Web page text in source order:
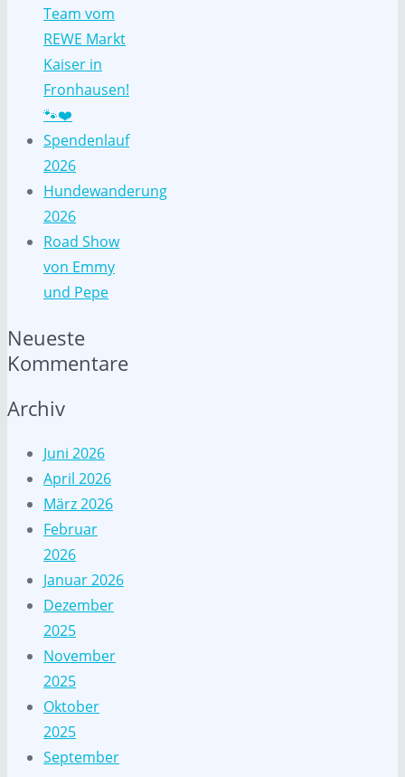
Team vom
REWE Markt
Kaiser in
Fronhausen!
🐾❤️
Spendenlauf
2026
Hundewanderung
2026
Road Show
von Emmy
und Pepe
Neueste
Kommentare
Archiv
Juni 2026
April 2026
März 2026
Februar
2026
Januar 2026
Dezember
2025
November
2025
Oktober
2025
September